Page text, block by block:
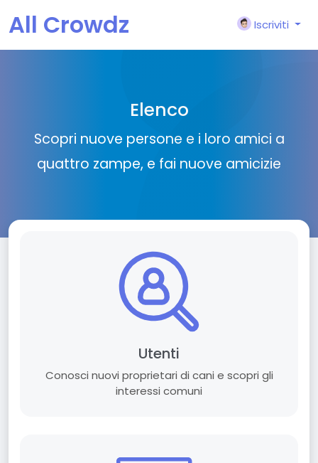
All Crowdz Iscriviti
Elenco
Scopri nuove persone e i loro amici a
quattro zampe, e fai nuove amicizie
Utenti
Conosci nuovi proprietari di cani e scopri gli
interessi comuni